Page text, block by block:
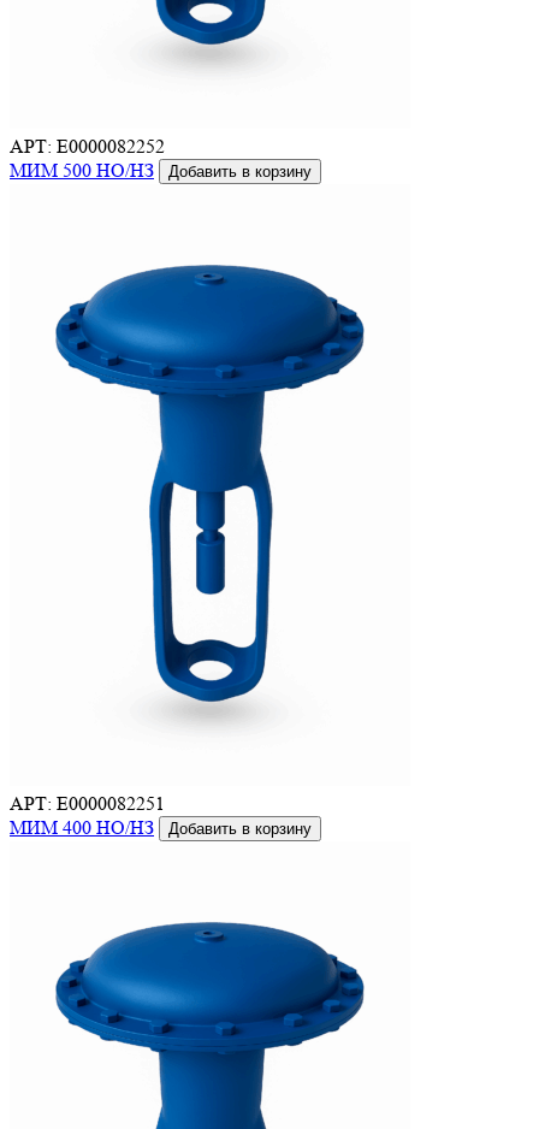
АРТ: E0000082252
МИМ 500 НО/НЗ
Добавить в корзину
АРТ: E0000082251
МИМ 400 НО/НЗ
Добавить в корзину